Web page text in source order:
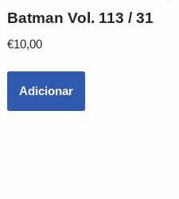
Batman Vol. 113 / 31
€10,00
Adicionar